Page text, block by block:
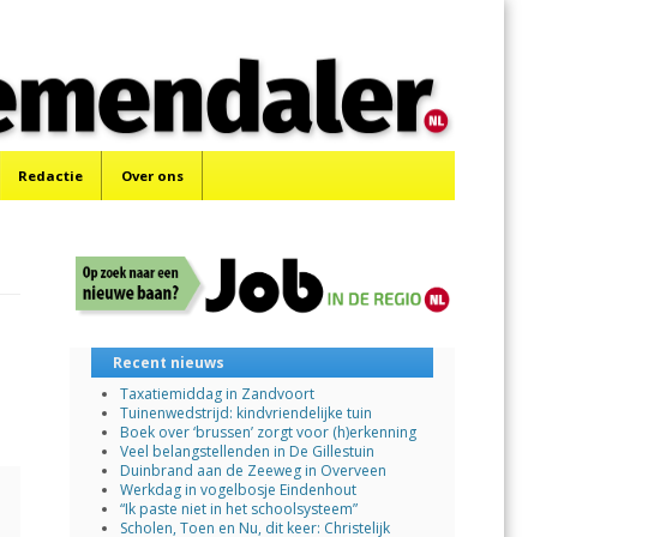
Redactie Over ons
Recent nieuws
Taxatiemiddag in Zandvoort
Tuinenwedstrijd: kindvriendelijke tuin
Boek over ‘brussen’ zorgt voor (h)erkenning
Veel belangstellenden in De Gillestuin
Duinbrand aan de Zeeweg in Overveen
Werkdag in vogelbosje Eindenhout
“Ik paste niet in het schoolsysteem”
Scholen, Toen en Nu, dit keer: Christelijk